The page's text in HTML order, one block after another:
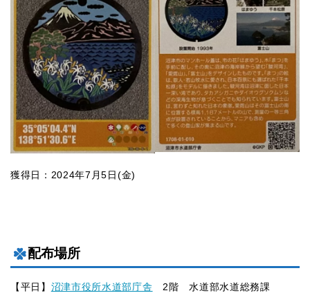
獲得日：2024年7月5日(金)
配布場所
【平日】 沼津市役所水道部庁舎 2階 水道部水道総務課